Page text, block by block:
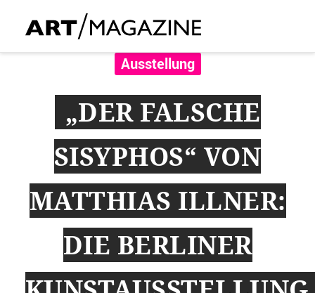
Ausstellung
„DER FALSCHE
SISYPHOS“ VON
MATTHIAS ILLNER:
DIE BERLINER